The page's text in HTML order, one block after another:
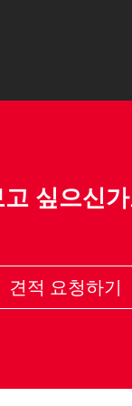
싶으신
견적 요청하기